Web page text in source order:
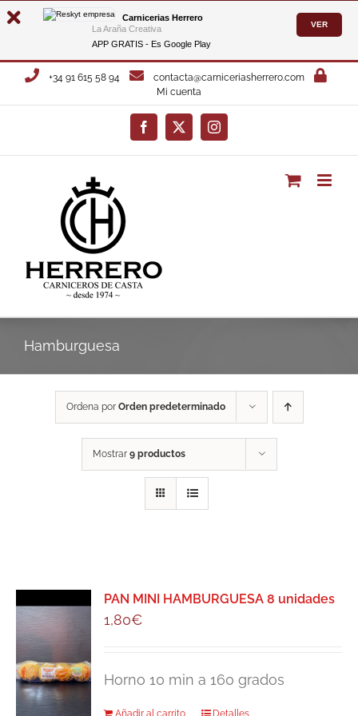
Carnicerias Herrero
La Araña Creativa
APP GRATIS - Es Google Play
VER
Saltar
+34 91 615 58 94
contacta@carniceriasherrero.com
Mi cuenta
Facebook
X Instagram
Hamburguesa
Ordena por Orden predeterminado
Mostrar 9 productos
PAN MINI HAMBURGUESA 8 unidades
1,80€
Horno 10 min a 160 grados